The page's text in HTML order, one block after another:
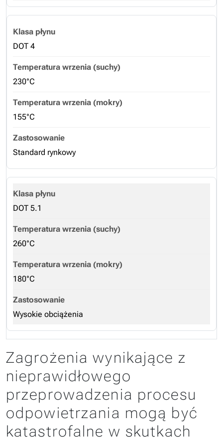
DOT 4
230°C
155°C
Standard rynkowy
DOT 5.1
260°C
180°C
Wysokie obciążenia
Zagrożenia wynikające z
nieprawidłowego
przeprowadzenia procesu
odpowietrzania mogą być
katastrofalne w skutkach